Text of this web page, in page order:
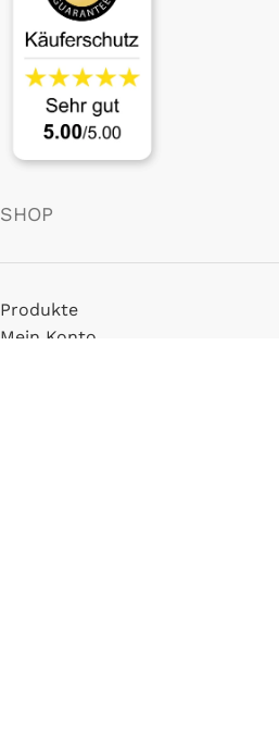
SHOP
Produkte
Mein Konto